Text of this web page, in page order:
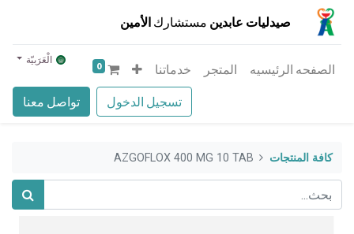
صيدليات عابدين مستشارك الأمين
تسجيل الدخول تواصل معنا
الصفحه الرئيسيه المتجر خدماتنا 0 الْعَرَبيّة
كافة المنتجات AZGOFLOX 400 MG 10 TAB